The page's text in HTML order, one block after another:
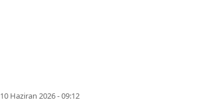
10 Haziran 2026 - 09:12